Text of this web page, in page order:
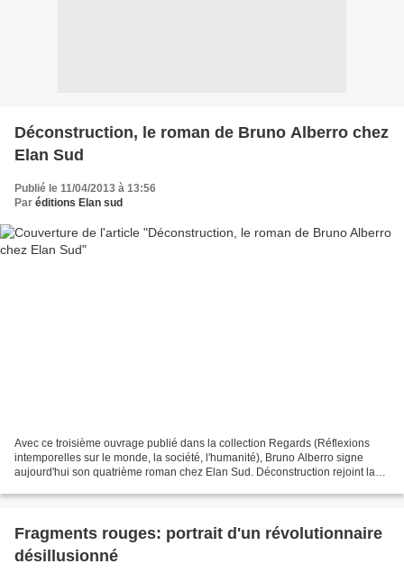
Déconstruction, le roman de Bruno Alberro chez
Elan Sud
Publié le 11/04/2013 à 13:56
Par éditions Elan sud
Avec ce troisième ouvrage publié dans la collection Regards (Réflexions
intemporelles sur le monde, la société, l'humanité), Bruno Alberro signe
aujourd'hui son quatrième roman chez Elan Sud. Déconstruction rejoint la
Fragments rouges: portrait d'un révolutionnaire
désillusionné